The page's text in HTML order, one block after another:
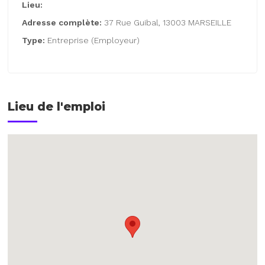
Lieu:
Adresse complète: 37 Rue Guibal, 13003 MARSEILLE
Type: Entreprise (Employeur)
Lieu de l'emploi